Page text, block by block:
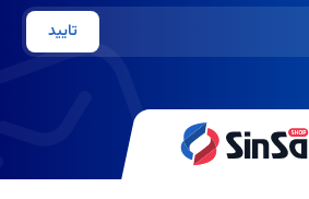
تایید